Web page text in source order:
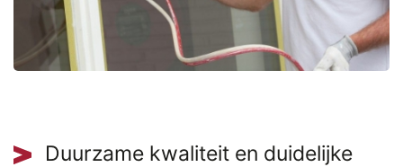
Duurzame kwaliteit en duidelijke